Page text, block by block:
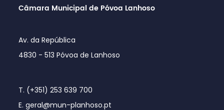
Câmara Municipal de Póvoa Lanhoso
Av. da República
4830 - 513 Póvoa de Lanhoso
T. (+351) 253 639 700
E. geral@mun-planhoso.pt